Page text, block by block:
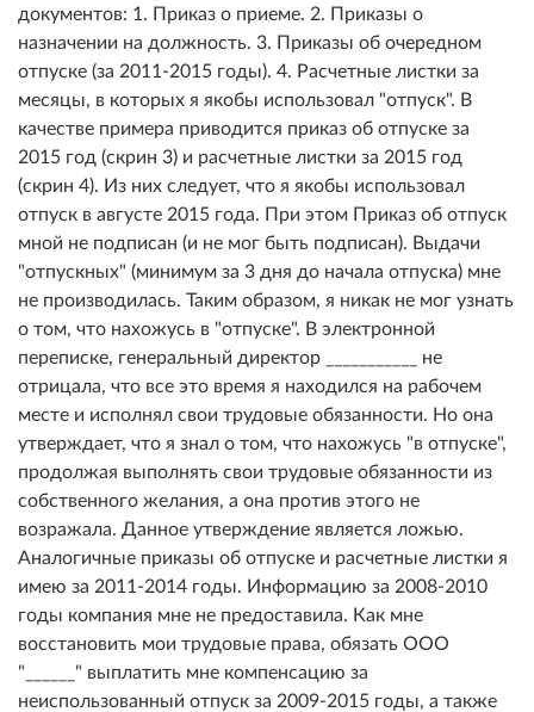
документов: 1. Приказ о приеме. 2. Приказы о
назначении на должность. 3. Приказы об очередном
отпуске (за 2011-2015 годы). 4. Расчетные листки за
месяцы, в которых я якобы использовал "отпуск". В
качестве примера приводится приказ об отпуске за
2015 год (скрин 3) и расчетные листки за 2015 год
(скрин 4). Из них следует, что я якобы использовал
отпуск в августе 2015 года. При этом Приказ об отпуск
мной не подписан (и не мог быть подписан). Выдачи
"отпускных" (минимум за 3 дня до начала отпуска) мне
не производилась. Таким образом, я никак не мог узнать
о том, что нахожусь в "отпуске". В электронной
переписке, генеральный директор ___________ не
отрицала, что все это время я находился на рабочем
месте и исполнял свои трудовые обязанности. Но она
утверждает, что я знал о том, что нахожусь "в отпуске",
продолжая выполнять свои трудовые обязанности из
собственного желания, а она против этого не
возражала. Данное утверждение является ложью.
Аналогичные приказы об отпуске и расчетные листки я
имею за 2011-2014 годы. Информацию за 2008-2010
годы компания мне не предоставила. Как мне
восстановить мои трудовые права, обязать ООО
"______" выплатить мне компенсацию за
неиспользованный отпуск за 2009-2015 годы, а также